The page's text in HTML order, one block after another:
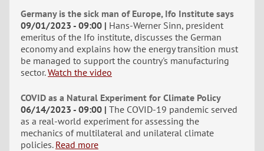
Germany is the sick man of Europe, Ifo Institute says
09/01/2023 - 09:00
Hans-Werner Sinn, president
emeritus of the Ifo institute, discusses the German
economy and explains how the energy transition must
be managed to support the country's manufacturing
sector. Watch the video
COVID as a Natural Experiment for Climate Policy
06/14/2023 - 09:00 The COVID-19 pandemic served
as a real-world experiment for assessing the
mechanics of multilateral and unilateral climate
policies. Read more